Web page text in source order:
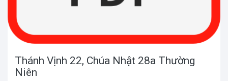
Thánh Vịnh 22, Chúa Nhật 28a Thường
Niên